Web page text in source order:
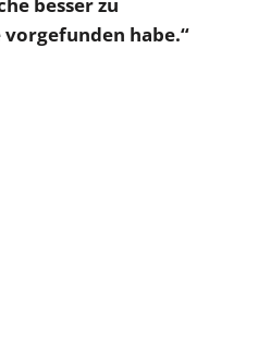
vorgefunden habe.“